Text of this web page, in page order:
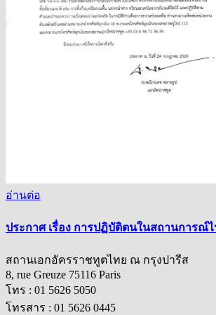
อ่านต่อ
ประกาศ เรื่อง การปฏิบัติตนในสถานการณ์
สถานเอกอัครราชทูตไทย ณ กรุงปารีส
8, rue Greuze 75116 Paris
โทร : 01 5626 5050
โทรสาร : 01 5626 0445